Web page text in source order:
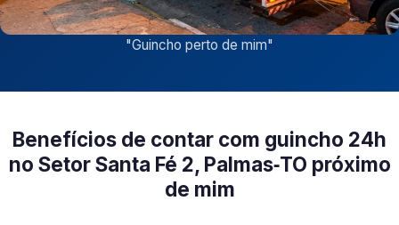
"Guincho perto de mim"
Benefícios de contar com guincho 24h
no Setor Santa Fé 2, Palmas‑TO próximo
de mim